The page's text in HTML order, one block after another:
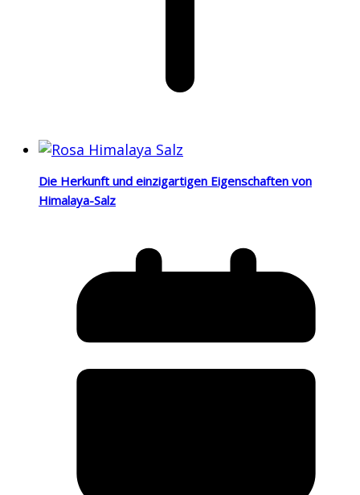
Die Herkunft und einzigartigen Eigenschaften von
Himalaya-Salz